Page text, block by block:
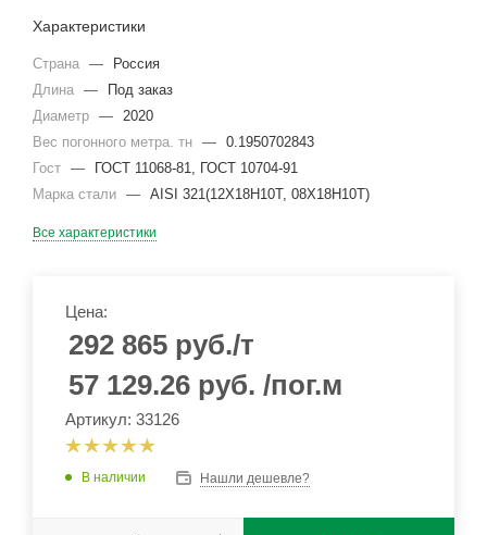
Характеристики
Страна —
Россия
Длина —
Под заказ
Диаметр — 2020
Вес погонного метра. тн — 0.1950702843
Гост —
ГОСТ 11068-81, ГОСТ 10704-91
Марка стали — AISI 321(12Х18Н10Т, 08Х18Н10Т)
Все характеристики
Цена:
292 865 руб./т
57 129.26 руб. /пог.м
Артикул: 33126
В наличии Нашли дешевле?